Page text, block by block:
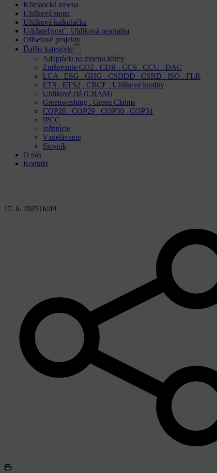
Klimatická zmena
Uhlíková stopa
Uhlíková kalkulačka
Udržateľnosť . Uhlíková neutralita
Offsetové projekty
Ďalšie kategórie
Adaptácia na zmenu klímy
Znižovanie CO2 . CDR . CCS . CCU . DAC
LCA . ESG . GHG . CSDDD . CSRD . ISO . FLR
ETS . ETS2 . CRCF . Uhlíkové kredity
Uhlíkové clá (CBAM)
Greenwashing . Green Claims
COP28 . COP29 . COP30 . COP31
IPCC
Inštitúcie
Vzdelávanie
Slovník
O nás
Kontakt
17. 6. 202516:09